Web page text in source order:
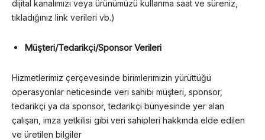
dijital kanalımızı veya ürünümüzü kullanma saat ve süreniz,
tıkladığınız link verileri vb.)
Müşteri/Tedarikçi/Sponsor Verileri
Hizmetlerimiz çerçevesinde birimlerimizin yürüttüğü
operasyonlar neticesinde veri sahibi müşteri, sponsor,
tedarikçi ya da sponsor, tedarikçi bünyesinde yer alan
çalışan, imza yetkilisi gibi veri sahipleri hakkında elde edilen
ve üretilen bilgiler